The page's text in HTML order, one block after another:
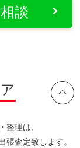
談
理は、
査定致します。